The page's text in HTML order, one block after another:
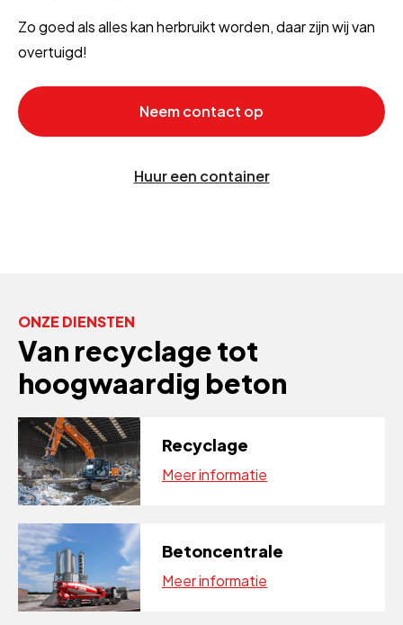
Zo goed als alles kan herbruikt worden, daar zijn wij van
overtuigd!
Neem contact op
Huur een container
ONZE DIENSTEN
Van recyclage tot
hoogwaardig beton
Recyclage
Meer informatie
Betoncentrale
Meer informatie